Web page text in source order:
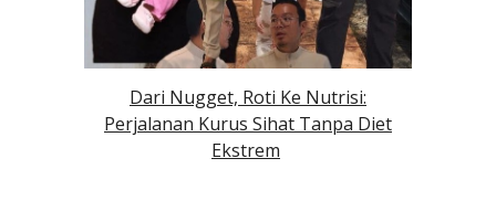
Dari Nugget, Roti Ke Nutrisi:
Perjalanan Kurus Sihat Tanpa Diet
Ekstrem